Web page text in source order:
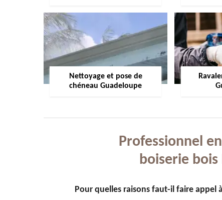
Nettoyage et pose de
chéneau Guadeloupe
Professionnel
boiserie bois
Pour quelles raisons faut-il faire appel